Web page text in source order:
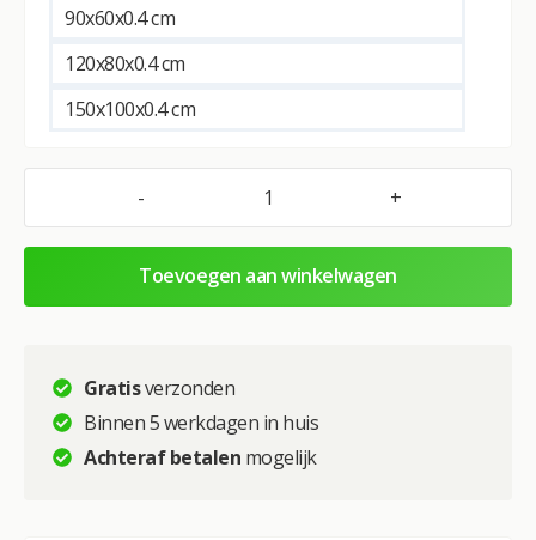
90x60x0.4 cm
120x80x0.4 cm
150x100x0.4 cm
-
Wabi
Sabi
Leeuwenfamilie
+
Toevoegen aan winkelwagen
:
Gratisverzonden
Binnen 5 werkdagen in huis
Achteraf betalen mogelijk